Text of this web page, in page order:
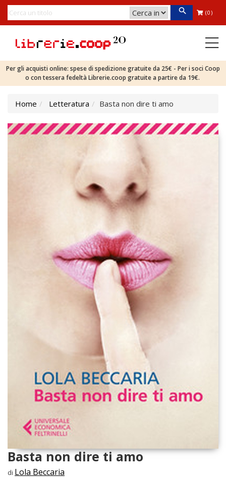
(0)
Per gli acquisti online: spese di spedizione gratuite da 25€ - Per i soci Coop
o con tessera fedeltà Librerie.coop gratuite a partire da 19€.
Home Letteratura Basta non dire ti amo
Basta non dire ti amo
di Lola Beccaria